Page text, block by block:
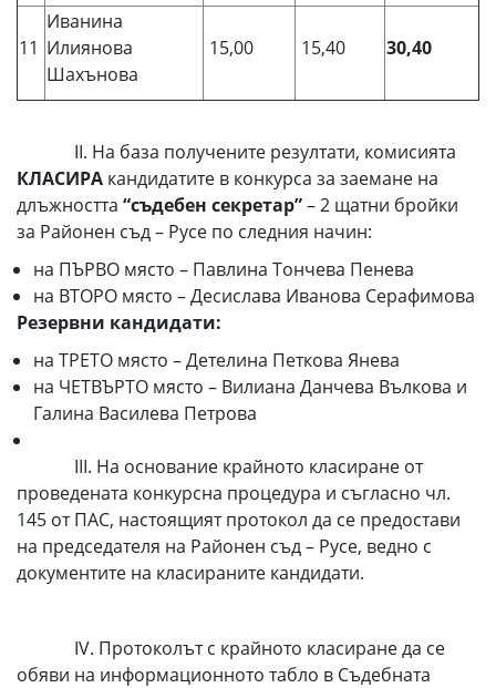
11
Иванина
Илиянова
Шахънова
15,00 15,40 30,40
ІІ. На база получените резултати, комисията
КЛАСИРА кандидатите в конкурса за заемане на
длъжността “съдебен секретар”– 2 щатни бройки
за Районен съд – Русе по следния начин:
на ПЪРВО място – Павлина Тончева Пенева
на ВТОРО място – Десислава Иванова Серафимова
Резервни кандидати:
на ТРЕТО място – Детелина Петкова Янева
на ЧЕТВЪРТО място – Вилиана Данчева Вълкова и
Галина Василева Петрова
ІІІ. На основание крайното класиране от
проведената конкурсна процедура и съгласно чл.
145 от ПАС, настоящият протокол да се предостави
на председателя на Районен съд – Русе, ведно с
документите на класираните кандидати.
ІV. Протоколът с крайното класиране да се
обяви на информационното табло в Съдебната